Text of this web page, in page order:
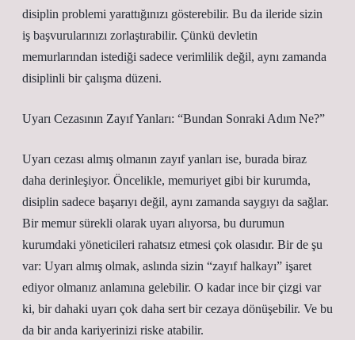
disiplin problemi yarattığınızı gösterebilir. Bu da ileride sizin
iş başvurularınızı zorlaştırabilir. Çünkü devletin
memurlarından istediği sadece verimlilik değil, aynı zamanda
disiplinli bir çalışma düzeni.
Uyarı Cezasının Zayıf Yanları: “Bundan Sonraki Adım Ne?”
Uyarı cezası almış olmanın zayıf yanları ise, burada biraz
daha derinleşiyor. Öncelikle, memuriyet gibi bir kurumda,
disiplin sadece başarıyı değil, aynı zamanda saygıyı da sağlar.
Bir memur sürekli olarak uyarı alıyorsa, bu durumun
kurumdaki yöneticileri rahatsız etmesi çok olasıdır. Bir de şu
var: Uyarı almış olmak, aslında sizin “zayıf halkayı” işaret
ediyor olmanız anlamına gelebilir. O kadar ince bir çizgi var
ki, bir dahaki uyarı çok daha sert bir cezaya dönüşebilir. Ve bu
da bir anda kariyerinizi riske atabilir.